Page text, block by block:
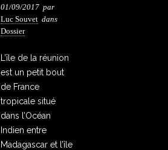
01/09/2017 par
Luc Souvet dans
Dossier
L’île de la réunion
est un petit bout
de France
tropicale situé
dans l’Océan
Indien entre
Madagascar et l’île